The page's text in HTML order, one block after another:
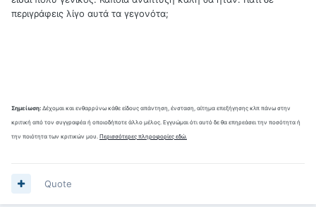
περιγράφεις λίγο αυτά τα γεγονότα;
Σημείωση: Δέχομαι και ενθαρρύνω κάθε είδους απάντηση, ένσταση, αίτημα επεξήγησης κλπ πάνω στην
κριτική από τον συγγραφέα ή οποιοδήποτε άλλο μέλος. Εγγυώμαι ότι αυτό δε θα επηρεάσει την ποσότητα ή
την ποιότητα των κριτικών μου. Περισσότερες πληροφορίες εδώ.
Quote